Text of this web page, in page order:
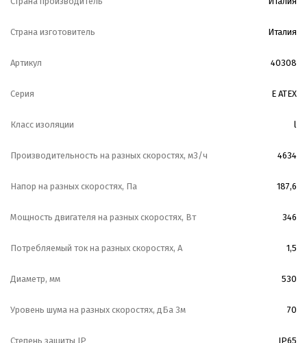
Страна изготовитель Италия
Артикул 40308
Серия E ATEX
Класс изоляции l
Производительность на разных скоростях, м3/ч 4634
Напор на разных скоростях, Па 187,6
Мощность двигателя на разных скоростях, Вт 346
Потребляемый ток на разных скоростях, А 1,5
Диаметр, мм 530
Уровень шума на разных скоростях, дБа 3м 70
Степень защиты IP IP65